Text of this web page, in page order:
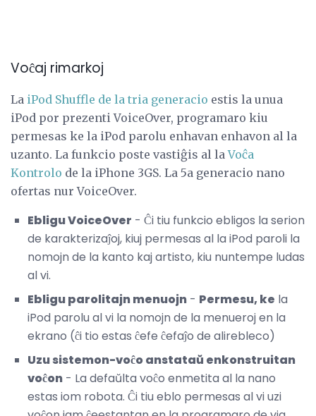
Voĉaj rimarkoj
La iPod Shuffle de la tria generacio estis la unua
iPod por prezenti VoiceOver, programaro kiu
permesas ke la iPod parolu enhavan enhavon al la
uzanto. La funkcio poste vastiĝis al laVoĉa
Kontrolo de la iPhone 3GS. La 5a generacio nano
ofertas nur VoiceOver.
Ebligu VoiceOver - Ĉi tiu funkcio ebligos la serion
de karakterizaĵoj, kiuj permesas al la iPod paroli la
nomojn de la kanto kaj artisto, kiu nuntempe ludas
al vi.
Ebligu parolitajn menuojn - Permesu, ke la
iPod parolu al vi la nomojn de la menueroj en la
ekrano (ĉi tio estas ĉefe ĉefaĵo de alirebleco)
Uzu sistemon-voĉo anstataŭ enkonstruitan
voĉon - La defaŭlta voĉo enmetita al la nano
estas iom robota. Ĉi tiu eblo permesas al vi uzi